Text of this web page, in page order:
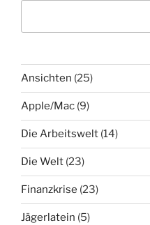
Ansichten (25)
Apple/Mac (9)
Die Arbeitswelt (14)
Die Welt (23)
Finanzkrise (23)
Jägerlatein (5)